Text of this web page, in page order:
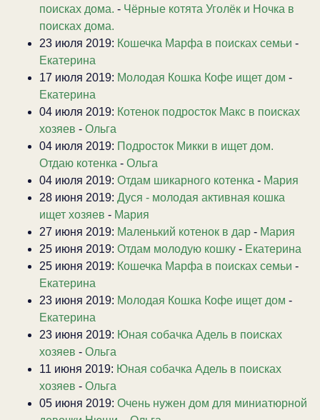
поисках дома. - Чёрные котята Уголёк и Ночка в
поисках дома.
23 июля 2019: Кошечка Марфа в поисках семьи -
Екатерина
17 июля 2019: Молодая Кошка Кофе ищет дом -
Екатерина
04 июля 2019: Котенок подросток Макс в поисках
хозяев - Ольга
04 июля 2019: Подросток Микки в ищет дом.
Отдаю котенка - Ольга
04 июля 2019: Отдам шикарного котенка - Мария
28 июня 2019: Дуся - молодая активная кошка
ищет хозяев - Мария
27 июня 2019: Маленький котенок в дар - Мария
25 июня 2019: Отдам молодую кошку - Екатерина
25 июня 2019: Кошечка Марфа в поисках семьи -
Екатерина
23 июня 2019: Молодая Кошка Кофе ищет дом -
Екатерина
23 июня 2019: Юная собачка Адель в поисках
хозяев - Ольга
11 июня 2019: Юная собачка Адель в поисках
хозяев - Ольга
05 июня 2019: Очень нужен дом для миниатюрной